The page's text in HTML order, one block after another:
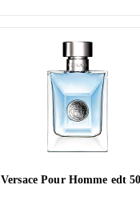
Versace Pour Homme edt